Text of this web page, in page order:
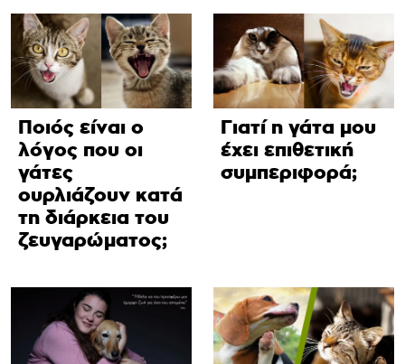
Ποιός είναι ο
λόγος που οι
γάτες
ουρλιάζουν κατά
τη διάρκεια του
ζευγαρώματος;
Γιατί η γάτα μου
έχει επιθετική
συμπεριφορά;